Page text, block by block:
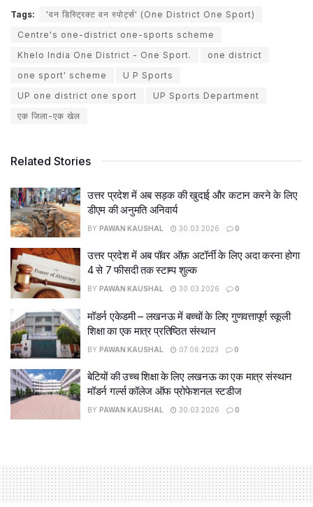
Tags:
'वन डिस्ट्रिक्ट वन स्पोर्ट्स' (One District One Sport)
Centre's one-district one-sports scheme
Khelo India One District - One Sport.
one district
one sport' scheme
U P Sports
UP one district one sport
UP Sports Department
एक जिला-एक खेल
Related Stories
उत्तर प्रदेश में अब सड़क की खुदाई और कटान करने के लिए
डीएम की अनुमति अनिवार्य
BY PAWAN KAUSHAL 30.03.2026 0
उत्तर प्रदेश में अब पॉवर ऑफ़ अटॉर्नी के लिए अदा करना होगा
4 से 7 फीसदी तक स्टाम्प शुल्क
BY PAWAN KAUSHAL 30.03.2026 0
मॉडर्न एकेडमी – लखनऊ में बच्चों के लिए गुणवत्तापूर्ण स्कूली
शिक्षा का एक मात्र प्रतिष्ठित संस्थान
BY PAWAN KAUSHAL 07.06.2023 0
बेटियों की उच्च शिक्षा के लिए लखनऊ का एक मात्र संस्थान
मॉडर्न गर्ल्स कॉलेज ऑफ प्रोफेशनल स्टडीज
BY PAWAN KAUSHAL 30.03.2026 0